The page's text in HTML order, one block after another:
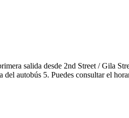
salida desde 2nd Street / Gila
autobús 5. Puedes consultar el